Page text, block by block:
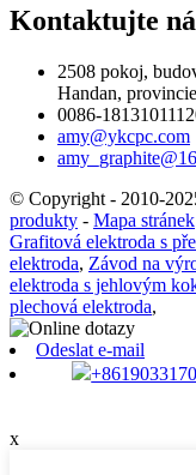
Kontaktujte
2508 pokoj,
Handan,
0086-
amy@ykcpc.com
© Copyright - 2010-
produkty - Mapa stránek
Grafitová elektroda s
elektroda, Závod na
elektroda s jehlovým
plechová elektroda,
Odeslat e-mail
x